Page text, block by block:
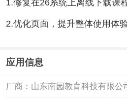
1.修复在26系统上离线下载课
2.优化页面，提升整体使用体
应用信息
厂商： 山东南园教育科技有限公